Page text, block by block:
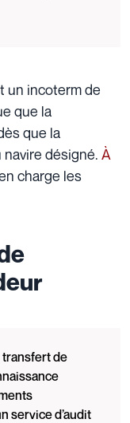
un incoterm de
que la
que la
désigné. À
charge les
transfert de
service d’audit